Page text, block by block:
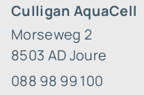
Culligan AquaCell
Morseweg 2
8503 AD Joure
088 98 99 100